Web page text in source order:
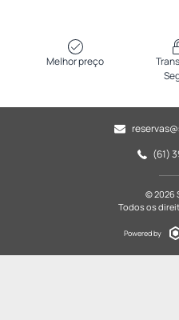
Melhor preço
(61)
© 2026
Todos os
Powered by